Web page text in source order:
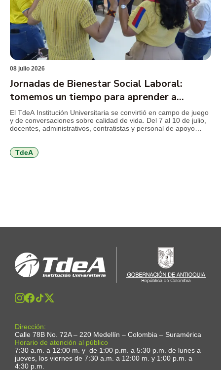
08 julio 2026
Jornadas de Bienestar Social Laboral:
tomemos un tiempo para aprender a
cuidarnos
El TdeA Institución Universitaria se convirtió en campo de juego
y de conversaciones sobre calidad de vida. Del 7 al 10 de julio,
docentes, administrativos, contratistas y personal de apoyo
entre otros temas que invitan a volver […]
TdeA
Dirección:
Calle 78B No. 72A – 220 Medellín – Colombia – Suramérica
Horario de atención al público
7:30 a.m. a 12:00 m. y de 1:00 p.m. a 5:30 p.m. de lunes a
jueves, los viernes de 7:30 a.m. a 12:00 m. y 1:00 p.m. a
4:30 p.m.